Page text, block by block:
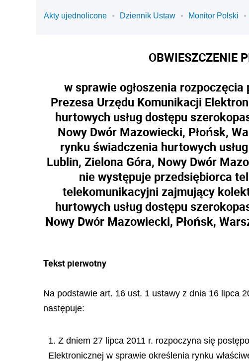
Akty ujednolicone Dziennik Ustaw Monitor Polski
OBWIESZCZENIE
w sprawie ogłoszenia
Prezesa Urzędu Komunikacji
hurtowych usług dostępu
Nowy Dwór Mazowiecki, Płońsk,
rynku świadczenia hurtowych
Lublin, Zielona Góra, Nowy Dwór
nie występuje przedsiębiorca
telekomunikacyjni zajmujący
hurtowych usług dostępu
Nowy Dwór Mazowiecki, Płońsk,
Tekst pierwotny
Na podstawie art. 16 ust. 1 ustawy z dnia 16 lipca
następuje:
1. Z dniem 27 lipca 2011 r. rozpoczyna się
Elektronicznej w sprawie określenia rynku